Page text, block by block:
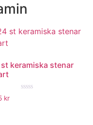
keramiska stenar
kr